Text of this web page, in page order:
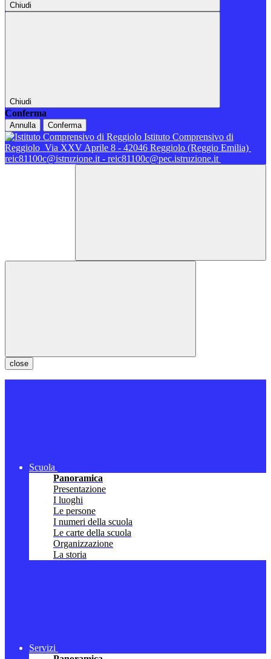
Chiudi
Chiudi
Conferma
Annulla Conferma
Istituto Comprensivo di
Reggiolo Via XXV Aprile 8 - 42046 Reggiolo (Reggio Emilia)
reic81100c@istruzione.it - reic81100c@pec.istruzione.it
close
Scuola
Panoramica
Presentazione
I luoghi
Le persone
I numeri della scuola
Le carte della scuola
Organizzazione
La storia
Servizi